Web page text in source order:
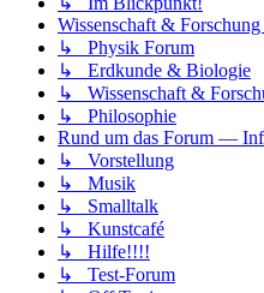
Wissenschaft &
↳ Physik Forum
↳ Erdkunde & Biologie
↳ Wissenschaft &
↳ Philosophie
Rund um das Forum —
↳ Vorstellung
↳ Musik
↳ Smalltalk
↳ Kunstcafé
↳ Hilfe!!!!
↳ Test-Forum